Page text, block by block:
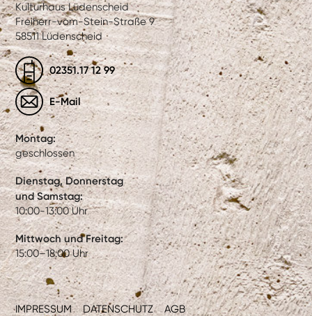
IMPRESSUM DATENSCHUTZ AGB
Kulturhaus Lüdenscheid
Freiherr-vom-Stein-Straße 9
58511 Lüdenscheid
02351.17 12 99
E-Mail
Montag:
geschlossen
Dienstag, Donnerstag
und Samstag:
10:00-13:00 Uhr
Mittwoch und Freitag:
15:00–18:00 Uhr